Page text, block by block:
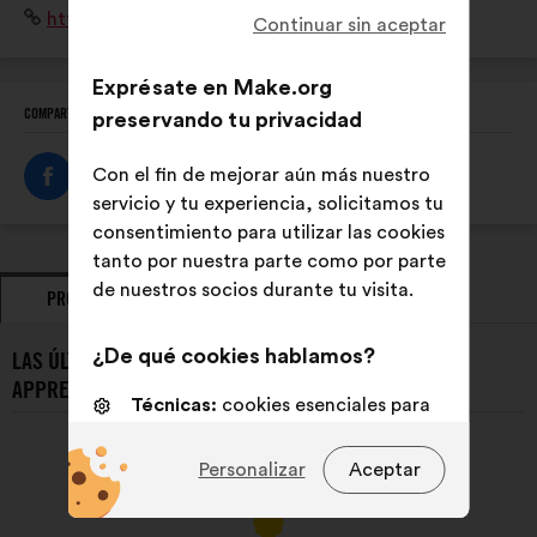
problématique, La valorisation de l'apprentissage, ses
Sitiohttps://www.anaf.fr/
COMPARTE ESTE PERFIL
PROPUESTAS POSICIONAMIENTOS
LAS ÚLTIMAS PROPUESTAS DE L’ASSOCIATION DES
APPRENTIS DE FRANCE (ANAF):
Continuar sin aceptar
Exprésate en Make.org
preservando tu privacidad
Con el fin de mejorar aún más nuestro
servicio y tu experiencia, solicitamos tu
consentimiento para utilizar las cookies
tanto por nuestra parte como por parte
de nuestros socios durante tu visita.
¿De qué cookies hablamos?
Técnicas: cookies esenciales para
De personalización:
cookies para
por el sitio web
Aceptar
Personalizar